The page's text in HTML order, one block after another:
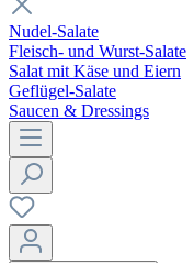
Nudel-Salate
Fleisch- und Wurst-Salate
Salat mit Käse und Eiern
Geflügel-Salate
Saucen & Dressings